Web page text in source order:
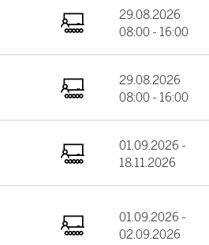
29.08.2026
08:00 - 16:00
29.08.2026
08:00 - 16:00
01.09.2026 -
18.11.2026
01.09.2026 -
02.09.2026